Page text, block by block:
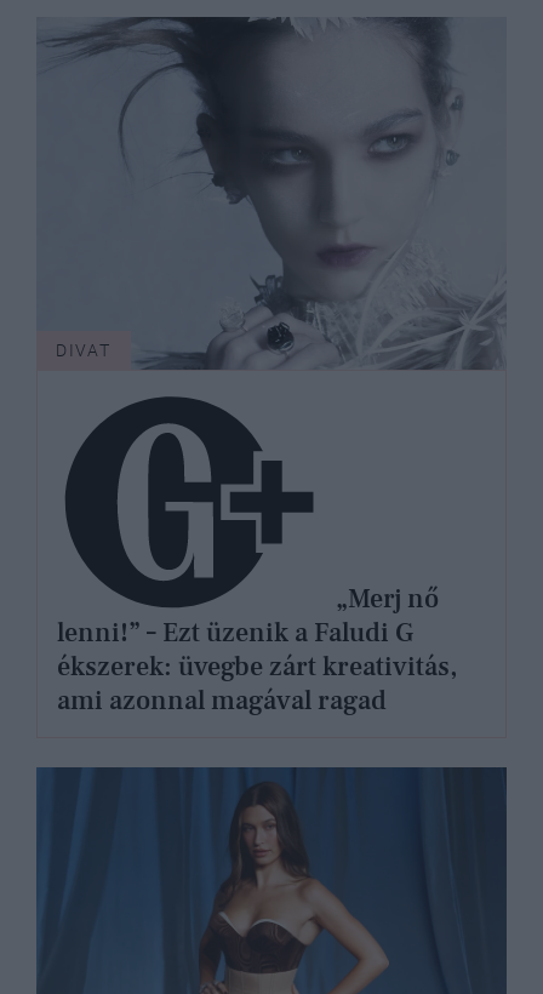
DIVAT
lenni!” – Ezt üzenik a Faludi G
ékszerek: üvegbe zárt kreativitás,
ami azonnal magával ragad